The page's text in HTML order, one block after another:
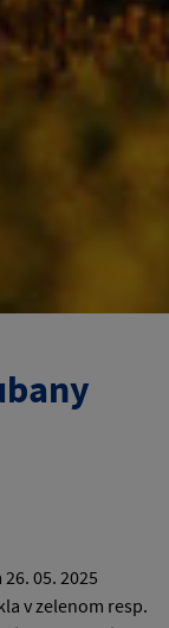
05. 2025
v zelenom resp.